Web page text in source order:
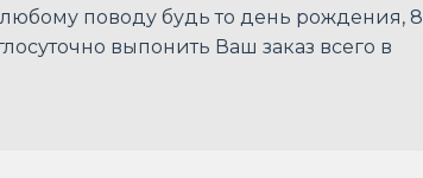
поводу будь то день рождения, 8
выпонить Ваш заказ всего в